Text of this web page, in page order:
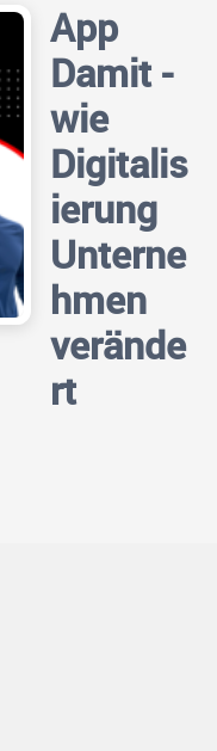
App
Damit -
wie
Digitalis
ierung
Unterne
hmen
verände
rt